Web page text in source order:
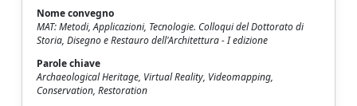
Nome convegno
MAT: Metodi, Applicazioni, Tecnologie. Colloqui del Dottorato di
Storia, Disegno e Restauro dell'Architettura - I edizione
Parole chiave
Archaeological Heritage, Virtual Reality, Videomapping,
Conservation, Restoration